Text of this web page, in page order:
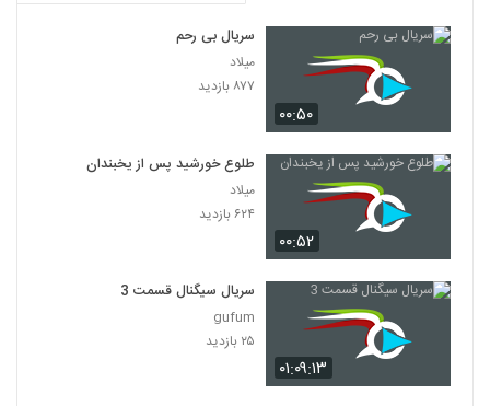
۰۰:۵۰
سریال بی رحم
میلاد
۸۷۷ بازدید
۰۰:۵۲
طلوع خورشید پس از یخبندان
میلاد
۶۲۴ بازدید
۰۱:۰۹:۱۳
سریال سیگنال قسمت 3
gufum
۲۵ بازدید